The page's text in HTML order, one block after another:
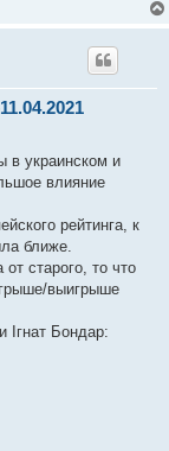
в украинском и
влияние
рейтинга, к
ближе.
старого, то что
выигрыше
Ігнат Бондар: